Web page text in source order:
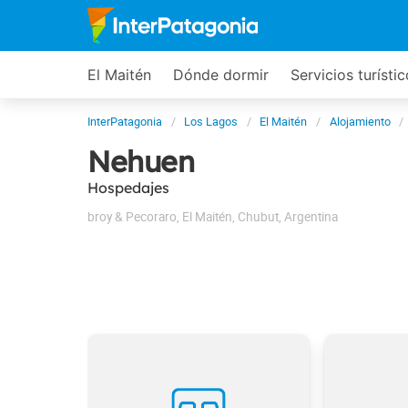
El Maitén Dónde dormir Servicios
InterPatagonia Los Lagos El Maitén Alojamiento
Nehuen
Hospedajes
broy & Pecoraro El Maitén Chubut Argentina